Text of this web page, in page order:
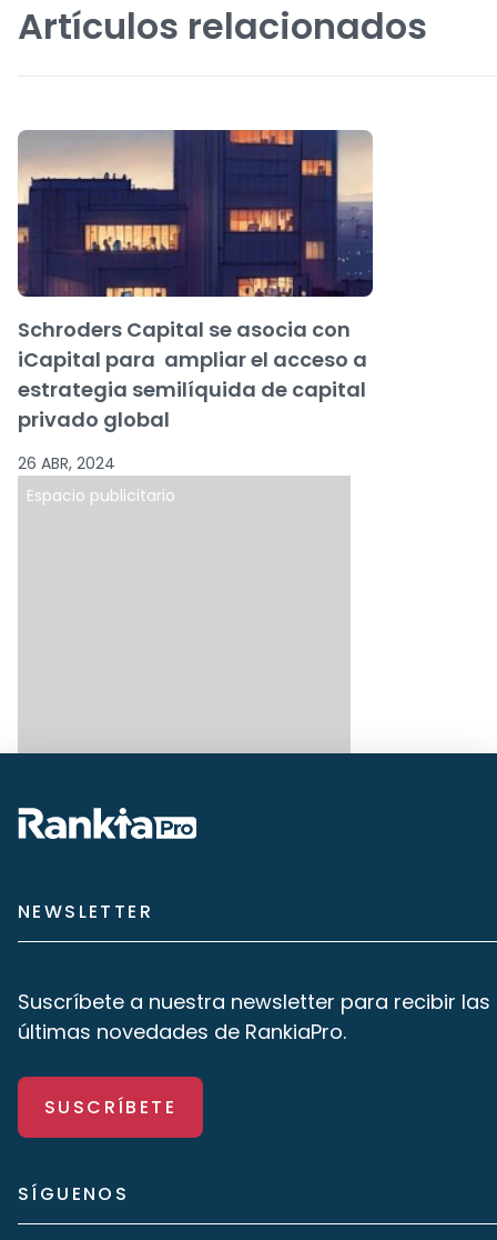
Artículos relacionados
Schroders Capital se asocia con
iCapital para ampliar el acceso a
estrategia semilíquida de capital
privado global
26 ABR, 2024
Espacio publicitario
NEWSLETTER
Suscríbete a nuestra newsletter para recibir las
últimas novedades de RankiaPro.
SUSCRÍBETE
SÍGUENOS